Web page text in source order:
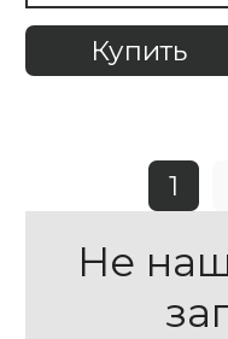
Купить
1
Не